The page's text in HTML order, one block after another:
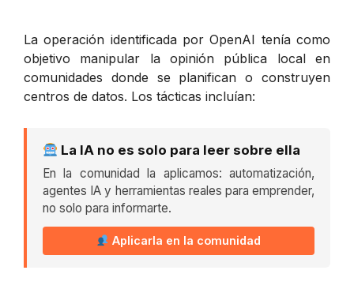
La operación identificada por OpenAI tenía como
objetivo manipular la opinión pública local en
comunidades donde se planifican o construyen
centros de datos. Los tácticas incluían:
La IA no es solo para leer sobre ella
En la comunidad la aplicamos: automatización,
agentes IA y herramientas reales para emprender,
no solo para informarte.
Aplicarla en la comunidad